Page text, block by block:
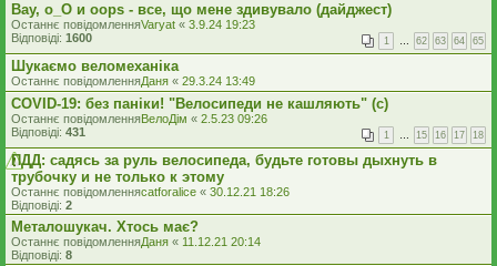
Вау, о_О и oops - все, що мене здивувало (дайджест)
Останнє повідомленняVaryat « 3.9.24 19:23
Відповіді: 1600 1 … 62 63 64 65
Шукаємо веломеханіка
Останнє повідомленняДаня « 29.3.24 13:49
COVID-19: без паніки! "Велосипеди не кашляють" (с)
Останнє повідомленняВелоДім « 2.5.23 09:26
Відповіді: 431 1 … 15 16 17 18
ПДД: садясь за руль велосипеда, будьте готовы дыхнуть в
трубочку и не только к этому
Останнє повідомленняcatforalice « 30.12.21 18:26
Відповіді: 2
Металошукач. Хтось має?
Останнє повідомленняДаня « 11.12.21 20:14
Відповіді: 8